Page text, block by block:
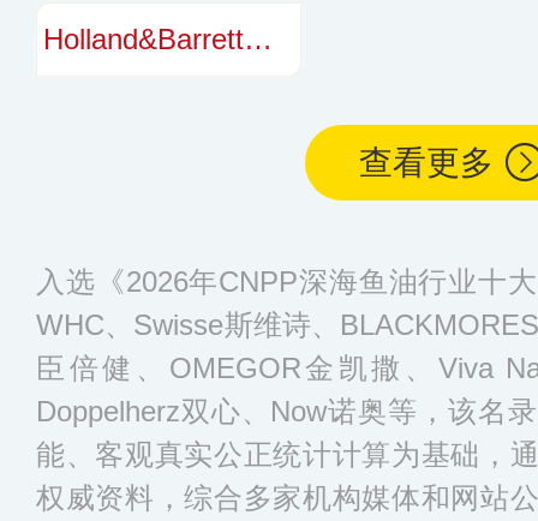
Holland&Barrett荷柏瑞
查看更多
入选《2026年CNPP深海鱼油行业十
WHC、Swisse斯维诗、
臣倍健、OMEGOR金凯撒、Viva
Doppelherz双心、Now诺奥等，该名
能、客观真实公正统计计算为基础，
权威资料，综合多家机构媒体和网站